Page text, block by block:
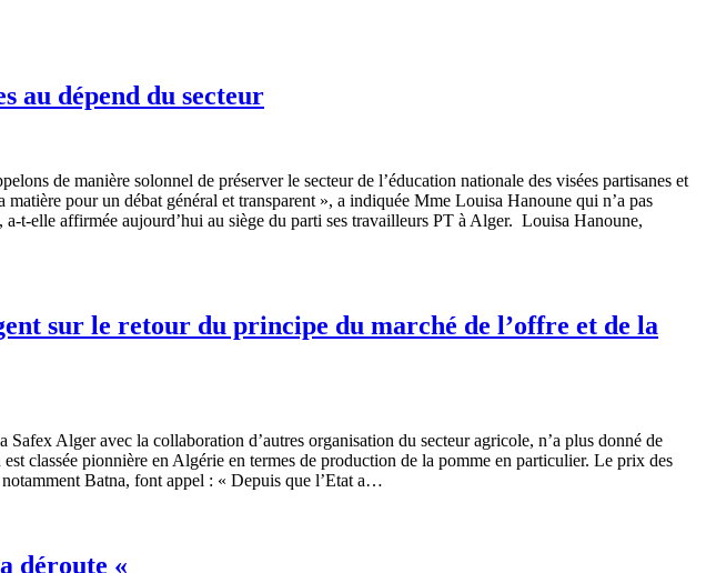
au dépend du secteur
de manière solonnel de préserver le secteur de l’éducation nationale des visées partisanes et
pour un débat général et transparent », a indiquée Mme Louisa Hanoune qui n’a pas
t-elle affirmée aujourd’hui au siège du parti ses travailleurs PT à Alger. Louisa Hanoune,
sur le retour du principe du marché de l’offre et de la
Alger avec la collaboration d’autres organisation du secteur agricole, n’a plus donné de
classée pionnière en Algérie en termes de production de la pomme en particulier. Le prix des
Batna, font appel : « Depuis que l’Etat a…
déroute «